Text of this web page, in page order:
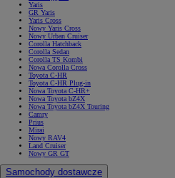
Yaris
GR Yaris
Yaris Cross
Nowy Yaris Cross
Nowy Urban Cruiser
Corolla Hatchback
Corolla Sedan
Corolla TS Kombi
Nowa Corolla Cross
Toyota C-HR
Toyota C-HR Plug-in
Nowa Toyota C-HR+
Nowa Toyota bZ4X
Nowa Toyota bZ4X Touring
Camry
Prius
Mirai
Nowy RAV4
Land Cruiser
Nowy GR GT
Samochody dostawcze